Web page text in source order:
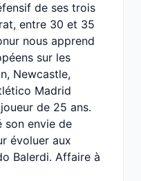
de ses trois
entre 30 et 35
nous apprend
sur les
Newcastle,
Madrid
de 25 ans.
son envie de
évoluer aux
Balerdi. Affaire à